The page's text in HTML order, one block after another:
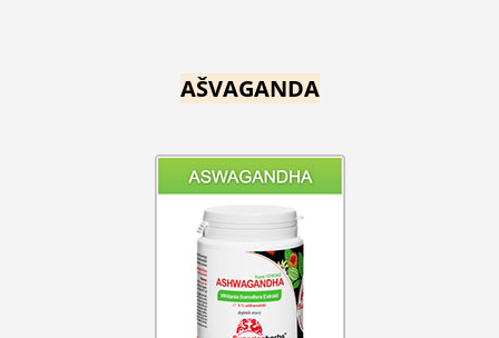
AŠVAGANDA